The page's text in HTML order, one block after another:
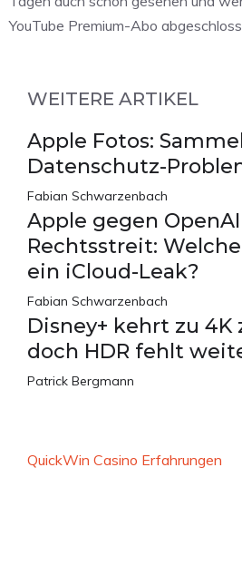
YouTube Premium-Abo
WEITERE ARTIKEL
Apple Fotos:
Datenschutz-
Fabian Schwarzenbach
Apple gegen
Rechtsstreit:
ein iCloud-Leak?
Fabian Schwarzenbach
Disney+ kehrt zu 4K
doch HDR fehlt
Patrick Bergmann
QuickWin Casino Erfahrungen